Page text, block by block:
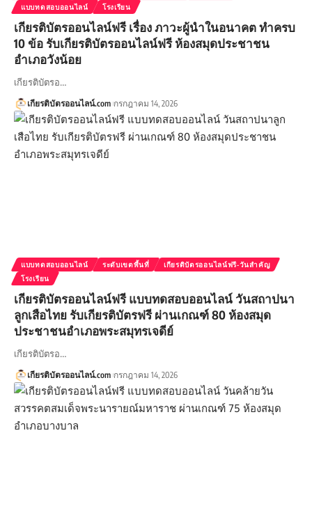
แบบทดสอบออนไลน์
โรงเรียน
เกียรติบัตรออนไลน์ฟรี เรื่อง ภาวะผู้นำในอนาคต ทำครบ
10 ข้อ รับเกียรติบัตรออนไลน์ฟรี ห้องสมุดประชาชน
อำเภอวังน้อย
เกียรติบัตรอ…
เกียรติบัตรออนไลน์.com กรกฎาคม 14, 2026
แบบทดสอบออนไลน์ ระดับเขตพื้นที่
เกียรติบัตรออนไลน์ฟรี-วันสำคัญ
โรงเรียน
เกียรติบัตรออนไลน์ฟรี แบบทดสอบออนไลน์ วันสถาปนา
ลูกเสือไทย รับเกียรติบัตรฟรี ผ่านเกณฑ์ 80 ห้องสมุด
ประชาชนอำเภอพระสมุทรเจดีย์
เกียรติบัตรอ…
เกียรติบัตรออนไลน์.com กรกฎาคม 14, 2026